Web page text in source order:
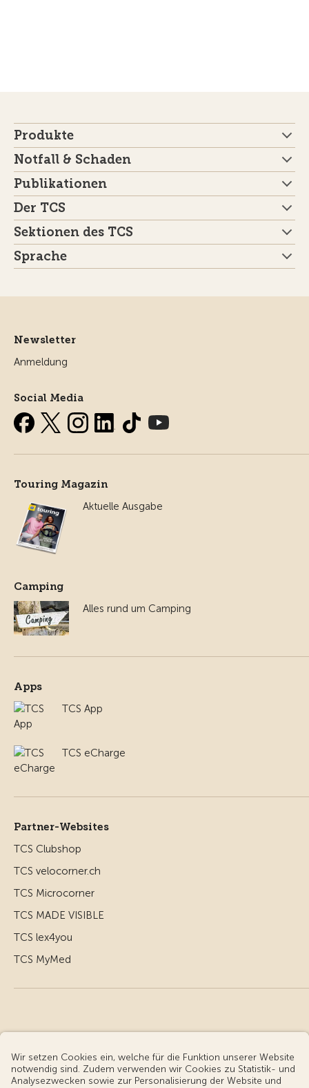
Produkte
Notfall & Schaden
Publikationen
Der TCS
Sektionen des TCS
Sprache
Newsletter
Anmeldung
Social Media
Touring Magazin
Aktuelle Ausgabe
Camping
Alles rund um Camping
Apps
TCS App
TCS eCharge
Partner-Websites
TCS Clubshop
TCS velocorner.ch
TCS Microcorner
TCS MADE VISIBLE
TCS lex4you
TCS MyMed